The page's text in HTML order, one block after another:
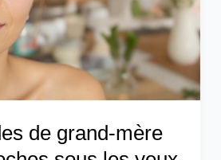
de grand-mère